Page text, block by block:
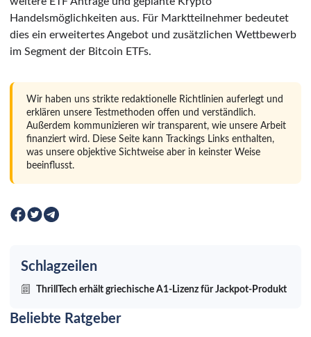
Handelsmöglichkeiten aus. Für Marktteilnehmer bedeutet
dies ein erweitertes Angebot und zusätzlichen Wettbewerb
im Segment der Bitcoin ETFs.
Wir haben uns strikte redaktionelle Richtlinien auferlegt und
erklären unsere Testmethoden offen und verständlich.
Außerdem kommunizieren wir transparent, wie unsere Arbeit
finanziert wird. Diese Seite kann Trackings Links enthalten,
was unsere objektive Sichtweise aber in keinster Weise
beeinflusst.
Schlagzeilen
ThrillTech erhält griechische A1-Lizenz für Jackpot-Produkt
Beliebte Ratgeber